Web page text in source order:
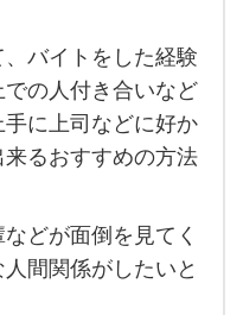
バイトをした経験
の人付き合いなど
に上司などに好か
るおすすめの方法
どが面倒を見てく
間関係がしたいと